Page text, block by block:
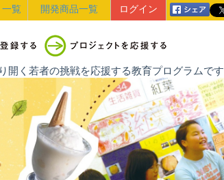
一覧 開発商品一覧 ログイン
開く若者の挑戦を応援する教育プログラムです